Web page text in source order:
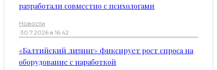
разработали совместно с психологами
Новости
·30.7.2026 в 16:42
«Балтийский лизинг» фиксирует рост спроса на
оборудование с наработкой